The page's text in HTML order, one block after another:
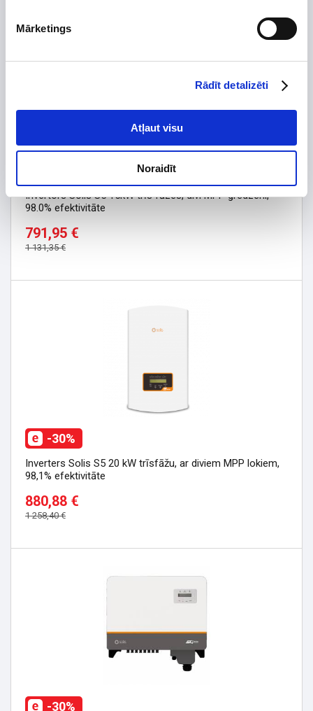
Mārketings
Rādīt detalizēti
Atļaut visu
Noraidīt
Invertors Solis S5 15kW trīs fāzes, divi MPP gredzeni,
98.0% efektivitāte
791,95 €
1 131,35 €
Inverters Solis S5 20 kW trīsfāžu, ar diviem MPP lokiem,
98,1% efektivitāte
880,88 €
1 258,40 €
-30%
-30%